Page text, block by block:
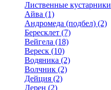
Лиственные кустарники
Айва (1)
Андромеда (подбел) (2)
Бересклет (7)
Вейгела (18)
Вереск (10)
Водяника (2)
Волчник (2)
Дейция (2)
Дерен (2)